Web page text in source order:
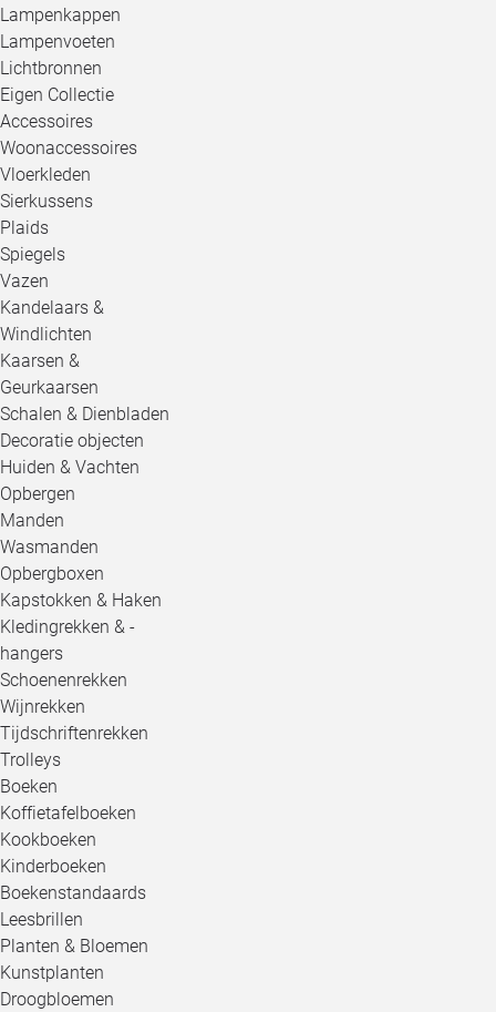
Lampenkappen
Lampenvoeten
Lichtbronnen
Eigen Collectie
Accessoires
Woonaccessoires
Vloerkleden
Sierkussens
Plaids
Spiegels
Vazen
Kandelaars &
Windlichten
Kaarsen &
Geurkaarsen
Schalen & Dienbladen
Decoratie objecten
Huiden & Vachten
Opbergen
Manden
Wasmanden
Opbergboxen
Kapstokken & Haken
Kledingrekken & -
hangers
Schoenenrekken
Wijnrekken
Tijdschriftenrekken
Trolleys
Boeken
Koffietafelboeken
Kookboeken
Kinderboeken
Boekenstandaards
Leesbrillen
Planten & Bloemen
Kunstplanten
Droogbloemen